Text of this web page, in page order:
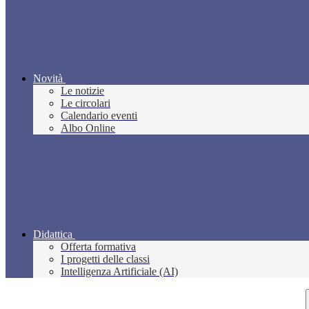
Novità
Le notizie
Le circolari
Calendario eventi
Albo Online
Didattica
Offerta formativa
I progetti delle classi
Intelligenza Artificiale (AI)